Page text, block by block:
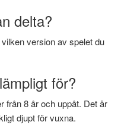
delta?
version av spelet du
för?
från 8 år och uppåt. Det är
djupt för vuxna.